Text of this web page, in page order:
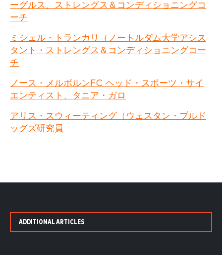
ーグルス、ストレングス＆コンディショニングコ
ーチ
ミシェル・トランカリ（ノートルダム大学アシス
タント・ストレングス＆コンディショニングコー
チ
ノース・メルボルンFC ヘッド・スポーツ・サイ
エンティスト、タニア・ガロ
アリス・スウィーティング（ウェスタン・ブルド
ッグズ研究員
ADDITIONAL ARTICLES